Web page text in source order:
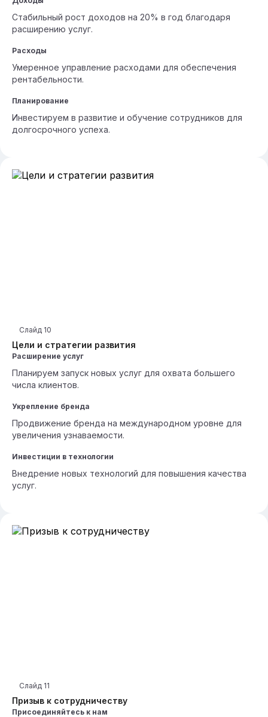
Стабильный рост доходов на 20% в год благодаря
расширению услуг.
Расходы
Умеренное управление расходами для обеспечения
рентабельности.
Планирование
Инвестируем в развитие и обучение сотрудников для
долгосрочного успеха.
Цели и стратегии развития
Слайд 10
Расширение услуг
Планируем запуск новых услуг для охвата большего
числа клиентов.
Укрепление бренда
Продвижение бренда на международном уровне для
увеличения узнаваемости.
Инвестиции в технологии
Внедрение новых технологий для повышения качества
услуг.
Призыв к сотрудничеству
Слайд 11
Присоединяйтесь к нам